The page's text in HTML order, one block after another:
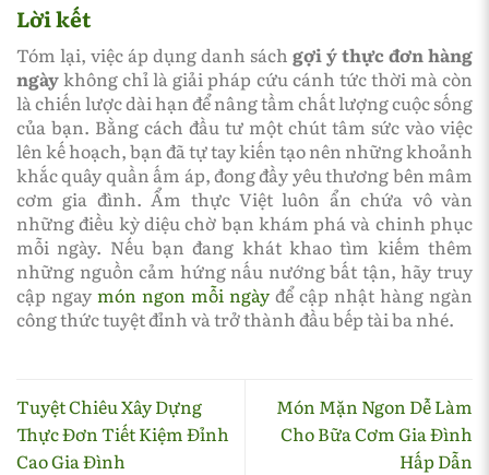
Lời kết
Tóm lại, việc áp dụng danh sách gợi ý thực đơn hàng
ngàykhông chỉ là giải pháp cứu cánh tức thời mà còn
là chiến lược dài hạn để nâng tầm chất lượng cuộc sống
của bạn. Bằng cách đầu tư một chút tâm sức vào việc
lên kế hoạch, bạn đã tự tay kiến tạo nên những khoảnh
khắc quây quần ấm áp, đong đầy yêu thương bên mâm
cơm gia đình. Ẩm thực Việt luôn ẩn chứa vô vàn
những điều kỳ diệu chờ bạn khám phá và chinh phục
mỗi ngày. Nếu bạn đang khát khao tìm kiếm thêm
những nguồn cảm hứng nấu nướng bất tận, hãy truy
cập ngay món ngon mỗi ngàyđể cập nhật hàng ngàn
công thức tuyệt đỉnh và trở thành đầu bếp tài ba nhé.
Tuyệt Chiêu Xây Dựng
Thực Đơn Tiết Kiệm Đỉnh
Cao Gia Đình
Món Mặn Ngon Dễ Làm
Cho Bữa Cơm Gia Đình
Hấp Dẫn